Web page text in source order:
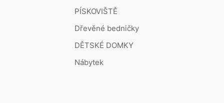
PÍSKOVIŠTĚ
Dřevěné bedničky
DĚTSKÉ DOMKY
Nábytek